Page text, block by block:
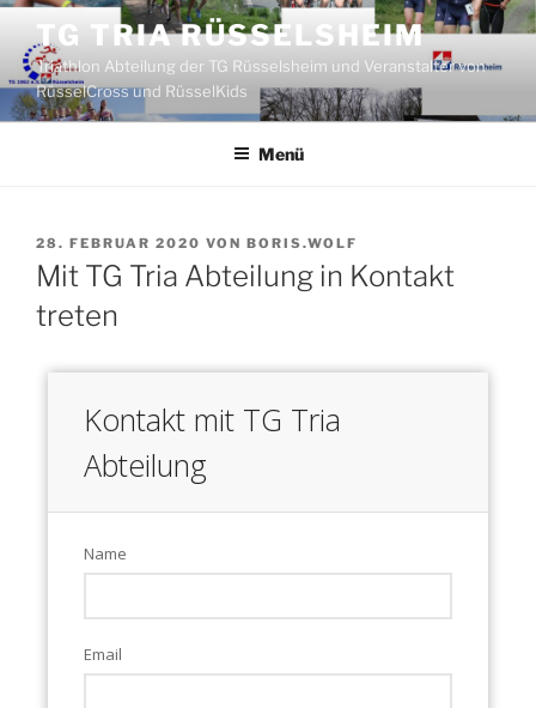
Zum
Inhalt
springen
TG TRIA RÜSSELSHEIM
Triathlon Abteilung der TG Rüsselsheim und Veranstalter von
RüsselCross und RüsselKids
Menü
VERÖFFENTLICHT
AM
28. FEBRUAR 2020 VON BORIS.WOLF
Mit TG Tria Abteilung in Kontakt
treten
Kontakt mit TG Tria
Abteilung
Name
Email